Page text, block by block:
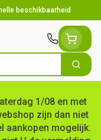
beschikbaarheid
Zoek
1/08 en met
zijn dan niet
aankopen mogelijk.